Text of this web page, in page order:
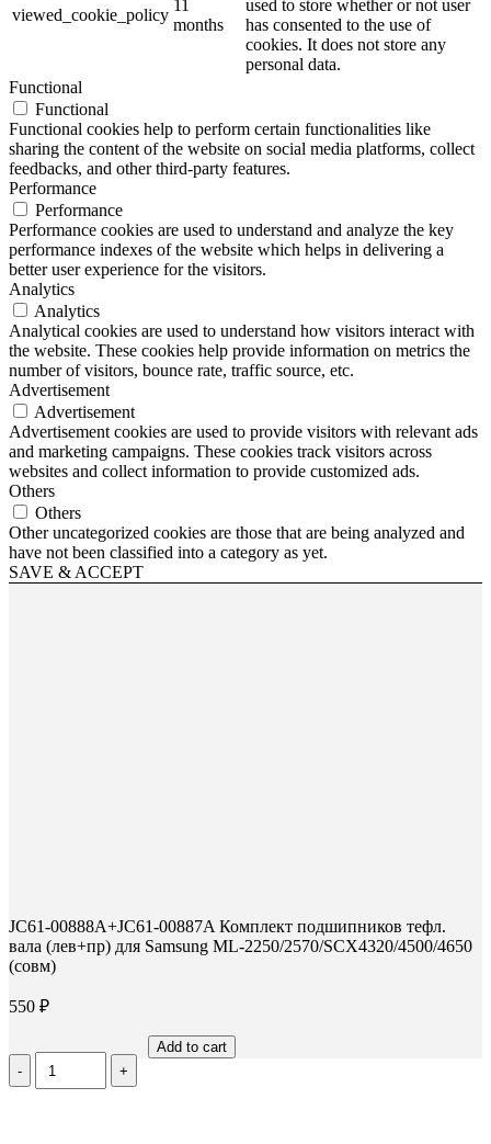
viewed_cookie_policy
11
months
used to store whether or not user
has consented to the use of
cookies. It does not store any
personal data.
Functional
Functional
Functional cookies help to perform certain functionalities like
sharing the content of the website on social media platforms, collect
feedbacks, and other third-party features.
Performance
Performance
Performance cookies are used to understand and analyze the key
performance indexes of the website which helps in delivering a
better user experience for the visitors.
Analytics
Analytics
Analytical cookies are used to understand how visitors interact with
the website. These cookies help provide information on metrics the
number of visitors, bounce rate, traffic source, etc.
Advertisement
Advertisement
Advertisement cookies are used to provide visitors with relevant ads
and marketing campaigns. These cookies track visitors across
websites and collect information to provide customized ads.
Others
Others
Other uncategorized cookies are those that are being analyzed and
have not been classified into a category as yet.
SAVE & ACCEPT
JC61-00888A+JC61-00887A Комплект подшипников тефл.
вала (лев+пр) для Samsung ML-2250/2570/SCX4320/4500/4650
(совм)
550 ₽
Количество
JC61-
Add to cart